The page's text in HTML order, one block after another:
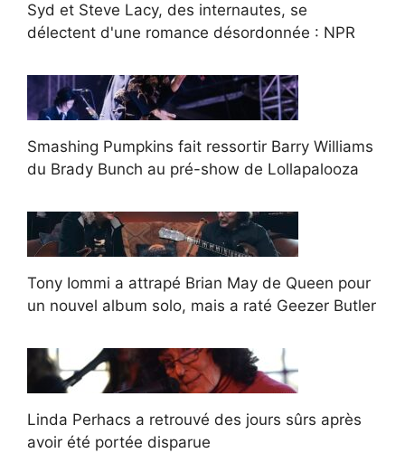
Syd et Steve Lacy, des internautes, se
délectent d'une romance désordonnée : NPR
Smashing Pumpkins fait ressortir Barry Williams
du Brady Bunch au pré-show de Lollapalooza
Tony Iommi a attrapé Brian May de Queen pour
un nouvel album solo, mais a raté Geezer Butler
Linda Perhacs a retrouvé des jours sûrs après
avoir été portée disparue